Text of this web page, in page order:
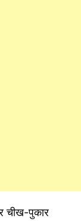
चीख-पुकार